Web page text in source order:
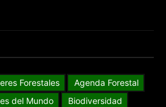
Forestales
Agenda Forestal
del Mundo
Biodiversidad